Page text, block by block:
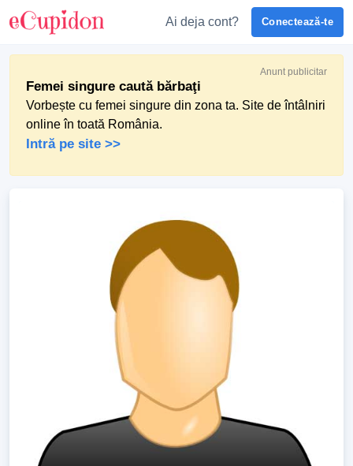
Ai deja cont? Conectează-te
Anunt publicitar
Femei singure caută bărbaţi
Vorbește cu femei singure din zona ta. Site de întâlniri
online în toată România.
Intră pe site >>